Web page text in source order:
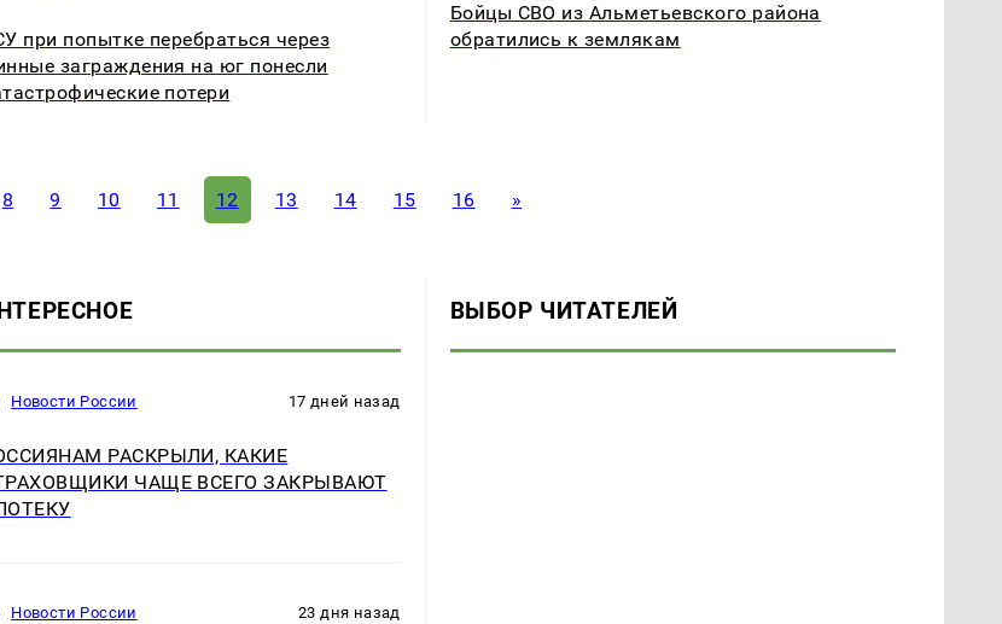
при попытке перебраться через
заграждения на юг понесли
потери
Бойцы СВО из Альметьевского района
обратились к землякам
8 9 10 11 12 13 14 15 16 »
Новости России 17 дней назад
РАСКРЫЛИ, КАКИЕ
ЧАЩЕ ВСЕГО ЗАКРЫВАЮТ
Новости России 23 дня назад
ВЫБОР ЧИТАТЕЛЕЙ